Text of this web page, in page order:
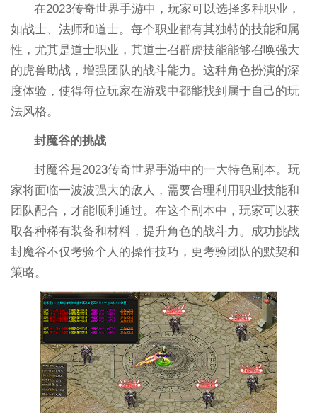
在2023传奇世界手游中，玩家可以选择多种职业，
如战士、法师和道士。每个职业都有其独特的技能和属
性，尤其是道士职业，其道士召群虎技能能够召唤强大
的虎兽助战，增强团队的战斗能力。这种角色扮演的深
度体验，使得每位玩家在游戏中都能找到属于自己的玩
法风格。
封魔谷的挑战
封魔谷是2023传奇世界手游中的一大特色副本。玩
家将面临一波波强大的敌人，需要合理利用职业技能和
团队配合，才能顺利通过。在这个副本中，玩家可以获
取各种稀有装备和材料，提升角色的战斗力。成功挑战
封魔谷不仅考验个人的操作技巧，更考验团队的默契和
策略。